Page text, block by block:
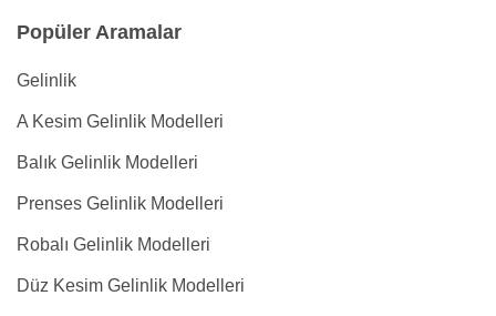
Popüler Aramalar
Gelinlik
A Kesim Gelinlik Modelleri
Balık Gelinlik Modelleri
Prenses Gelinlik Modelleri
Robalı Gelinlik Modelleri
Düz Kesim Gelinlik Modelleri